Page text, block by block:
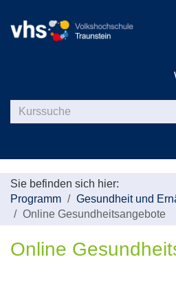
Sie befinden sich hier:
Programm
Gesundheit und
Online Gesundheitsangebote
Online